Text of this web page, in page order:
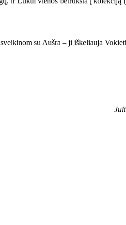
su Aušra – ji iškeliauja